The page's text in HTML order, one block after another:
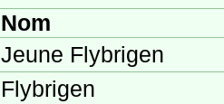
Nom
Jeune Flybrigen
Flybrigen